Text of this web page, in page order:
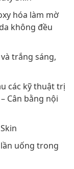
hóa làm mờ
không đều
trắng sáng,
các kỹ thuật trị
Cân bằng nội
lần uống trong